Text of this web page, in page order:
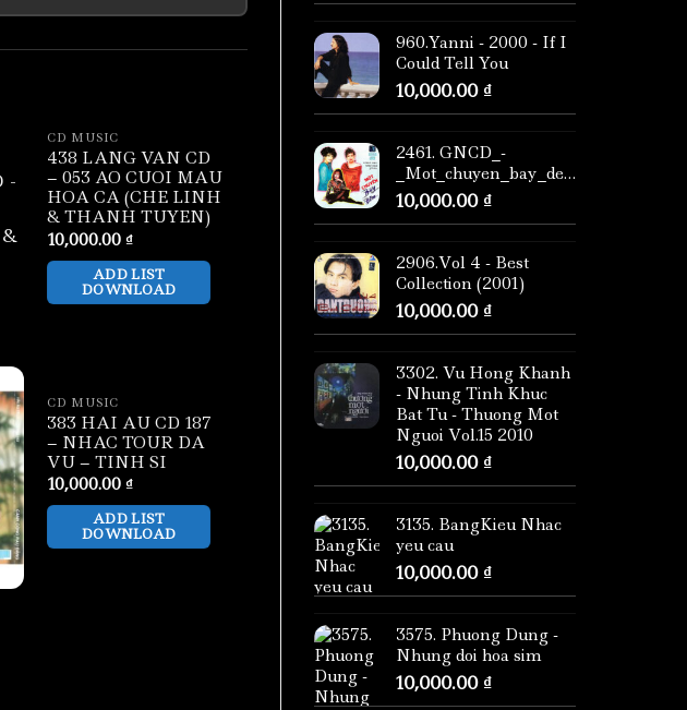
960.Yanni - 2000 - If I
Could Tell You
10,000.00 ₫
2461. GNCD_-
_Mot_chuyen_bay_dem_
10,000.00 ₫
2906.Vol 4 - Best
Collection (2001)
10,000.00 ₫
3302. Vu Hong Khanh
- Nhung Tinh Khuc
Bat Tu - Thuong Mot
Nguoi Vol.15 2010
10,000.00 ₫
3135. BangKieu Nhac
yeu cau
10,000.00 ₫
3575. Phuong Dung -
Nhung doi hoa sim
10,000.00 ₫
CD MUSIC
438 LANG VAN CD
– 053 AO CUOI MAU
HOA CA (CHE LINH
& THANH TUYEN)
10,000.00₫
ADD LIST
DOWNLOAD
CD MUSIC
383 HAI AU CD 187
– NHAC TOUR DA
VU – TINH SI
10,000.00₫
ADD LIST
DOWNLOAD